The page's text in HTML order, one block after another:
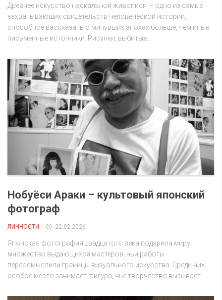
Древнее искусство наскальной живописи — одно из самых
захватывающих свидетельств человеческой истории,
способное рассказать о минувших эпохах больше, чем иные
письменные источники. Рисунки, выбитые...
Нобуёси Араки – культовый японский
фотограф
ЛИЧНОСТИ 22.02.2026
Японская фотография двадцатого века подарила миру
множество выдающихся мастеров, чьи работы
переосмыслили границы визуального искусства. Среди них
особое место занимает фигура, чьё творчество вызывает...